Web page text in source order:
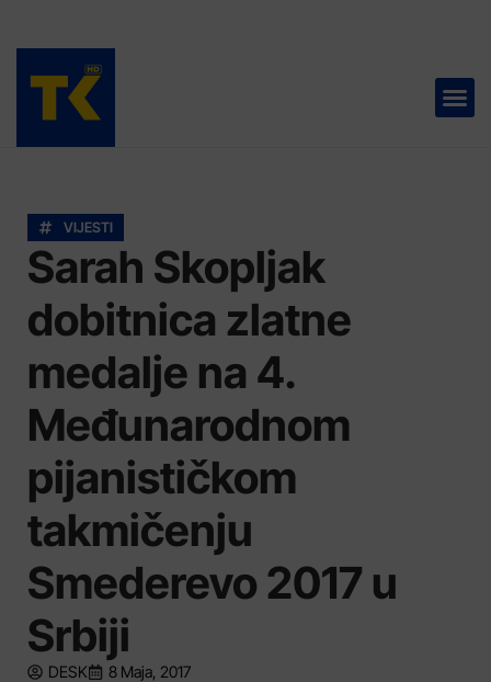
VIJESTI
Sarah Skopljak
dobitnica zlatne
medalje na 4.
Međunarodnom
pijanističkom
takmičenju
Smederevo 2017 u
Srbiji
DESK 8 Maja, 2017